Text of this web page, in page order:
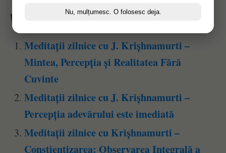
Vezi Și Alte Articole Similare:
Meditații zilnice cu J. Krișhnamurti –
Mintea, Percepția și Realitatea Fără
Cuvinte
Meditații zilnice cu J. Krișhnamurti –
Percepția adevărului este imediată
Meditații zilnice cu Krișhnamurti –
Conștientizarea: Observarea Integrală a
Nu, mulțumesc. O folosesc deja.